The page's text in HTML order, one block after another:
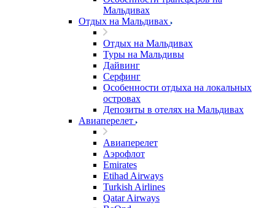
Мальдивах
Отдых на Мальдивах
Отдых на Мальдивах
Туры на Мальдивы
Дайвинг
Серфинг
Особенности отдыха на локальных
островах
Депозиты в отелях на Мальдивах
Авиаперелет
Авиаперелет
Аэрофлот
Emirates
Etihad Airways
Turkish Airlines
Qatar Airways